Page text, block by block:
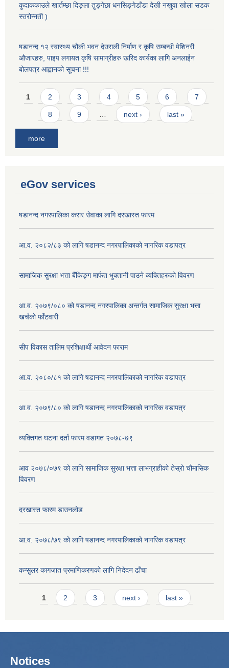
कुदाककाउले खार्तम्छा दिङ्ला तुङ्गेछा धनसिङ्गेडाँडा देखी नखुवा खोला सडक
स्तरोन्नती )
षडानन्द १२ स्वास्थ्य चौकी भवन देउराली निर्माण र कृषि सम्बन्धी मेशिनरी
औजारहरु, पाइप लगायत कृषि सामाग्रीहरु खरिद कार्यका लागि अनलाईन
बोलपत्र आह्वानको सूचना !!!
Pages
1 2 3 4 5 6 7
8 9 … next › last »
more
eGov services
षडानन्द नगरपालिका करार सेवाका लागि दरखास्त फारम
आ.व. २०८२/८३ को लागि षडानन्द नगरपालिकाको नागरिक वडापत्र
सामाजिक सुरक्षा भत्ता बैंकिङ्ग मार्फत भुक्तानी पाउने व्यक्तिहरुको विवरण
आ.व. २०७९/०८० को षडानन्द नगरपालिका अन्तर्गत सामाजिक सुरक्षा भत्ता
खर्चको फाँटवारी
सीप विकास तालिम प्रशिक्षार्थी आवेदन फाराम
आ.व. २०८०/८१ को लागि षडानन्द नगरपालिकाको नागरिक वडापत्र
आ.व. २०७९/८० को लागि षडानन्द नगरपालिकाको नागरिक वडापत्र
व्यक्तिगत घटना दर्ता फारम वडागत २०७८-७९
आव २०७८/०७९ को लागि सामाजिक सुरक्षा भत्ता लाभग्राहीको तेस्रो चौमासिक
विवरण
दरखास्त फारम डाउनलोड
आ.व. २०७८/७९ को लागि षडानन्द नगरपालिकाको नागरिक वडापत्र
कन्सुलर कागजात प्रमाणिकरणको लागि निदेदन ढाँचा
Pages
1 2 3 next › last »
Notices